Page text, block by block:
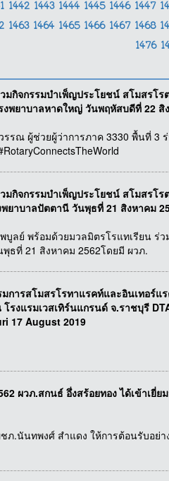
1442 1443 1444 1445 1446 1447
1463 1464 1465 1466 1467 1468
1476
มกิจกรรมบำเพ็ญประโยชน์ สโมสรโ
งพยาบาลหาดใหญ่ วันพฤหัสบดีที่ 22 สิ
รณ ผู้ช่วยผู้ว่าการภาค 3330 พื้นที่ 3
มกิจกรรมบำเพ็ญประโยชน์ สโมสรโ
ยาบาลปัตตานี วันพุธที่ 21 สิงหาคม
บูลย์ พร้อมด้วยมวลมิตรโรแทเรียน ร่
ธที่ 21 สิงหาคม 2562โดยมี ผวภ.
การสโมสรโรทาแรคท์และอินเทอร์แ
รงแรมเวสเทิร์นแกรนด์ จ.ราชบุรี
17 August 2019
ผวภ.สกนธ์ อึ่งสร้อยทอง ได้เข้าเยี่ย
ภ.นันทพงศ์ สำแดง ให้การต้อนรับอย่